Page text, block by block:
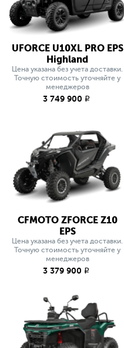
UFORCE U10XL PRO EPS
Highland
Цена указана без учета доставки.
Точную стоимость уточняйте у
менеджеров
3 749 900 q
CFMOTO ZFORCE Z10
EPS
Цена указана без учета доставки.
Точную стоимость уточняйте у
менеджеров
3 379 900 q